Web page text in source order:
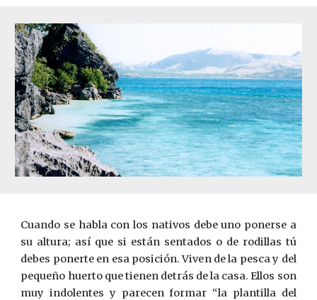
Cuando se habla con los nativos debe uno ponerse a
su altura; así que si están sentados o de rodillas tú
debes ponerte en esa posición. Viven de la pesca y del
pequeño huerto que tienen detrás de la casa. Ellos son
muy indolentes y parecen formar “la plantilla del